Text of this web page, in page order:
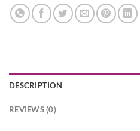
DESCRIPTION
REVIEWS (0)